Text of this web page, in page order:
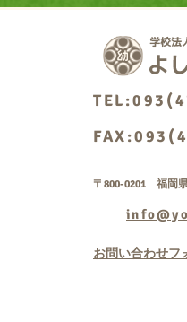
〒800-0201 福岡
お問い合わせフ